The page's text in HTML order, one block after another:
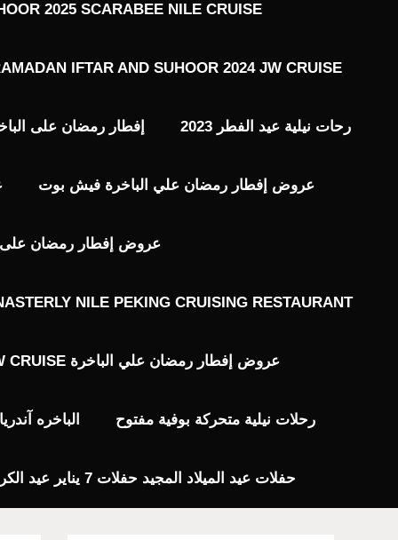
2025 SCARABEE NILE CRUISE
IFTAR AND SUHOOR 2024 JW CRUISE
رحات نيلية عيد الفطر 2023 إفطار رمضان على
عروض إفطار رمضان علي الباخرة فيش بوت
عروض إفطار رمضان على
NILE PEKING CRUISING RESTAURANT
عروض إفطار رمضان علي الباخرة JW CRUISE
رحلات نيلية متحركة بوفية مفتوح الباخره
حفلات عيد الميلاد المجيد حفلات 7 يناير عيد الكريسماس 2024